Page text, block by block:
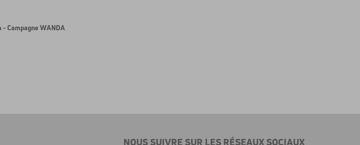
NOUS SUIVRE SUR LES RÉSEAUX SOCIAUX